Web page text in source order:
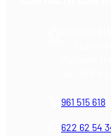
961 515 618
622 62 54